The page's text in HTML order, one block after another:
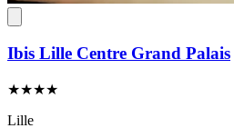
Ibis Lille Centre Grand Palais
★★★★
Lille